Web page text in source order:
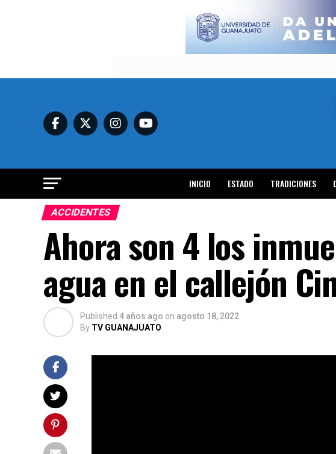
INICIO ESTADO TRADICIONES
ACCIDENTES
Ahora son 4 los
agua en el callejón
Published 4 años ago on agosto 18, 2022
By TV GUANAJUATO